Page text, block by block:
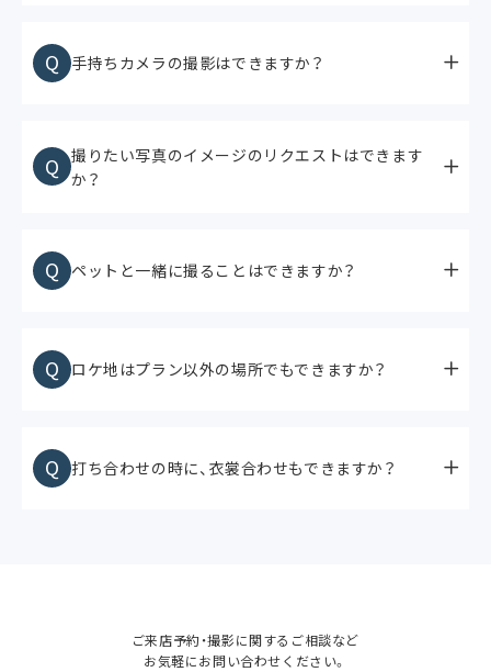
Q 手持ちカメラの撮影はできますか？
Q 撮りたい写真のイメージのリクエストはできます
か？
Q ペットと一緒に撮ることはできますか？
Q ロケ地はプラン以外の場所でもできますか？
Q 打ち合わせの時に、衣裳合わせもできますか？
ご来店予約・撮影に関するご相談など
お気軽にお問い合わせください。